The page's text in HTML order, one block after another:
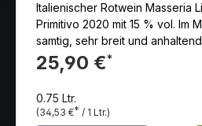
Italienischer Rotwein Masseria
Primitivo 2020 mit 15 % vol. Im
samtig, sehr breit und
Ausgewogenheit aller
besteht, verleiht diesem Wein
beim sofortigen Verzehr.
25,90 €*
0.75 Ltr.
(34,53 €* / 1 Ltr.)